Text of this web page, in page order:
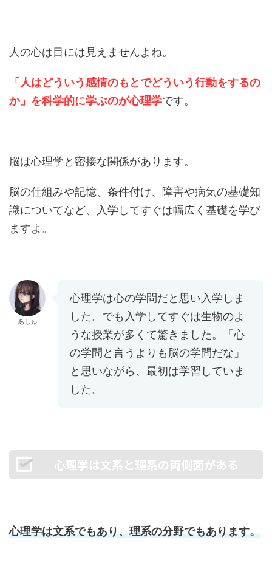
人の心は目には見えませんよね。
「人はどういう感情のもとでどういう行動をするの
か」を科学的に学ぶのが心理学です。
脳は心理学と密接な関係があります。
脳の仕組みや記憶、条件付け、障害や病気の基礎知
識についてなど、入学してすぐは幅広く基礎を学び
ますよ。
あしゅ
心理学は心の学問だと思い入学しま
した。でも入学してすぐは生物のよ
うな授業が多くて驚きました。「心
の学問と言うよりも脳の学問だな」
と思いながら、最初は学習していま
した。
心理学は文系と理系の両側面がある
心理学は文系でもあり、理系の分野でもあります。